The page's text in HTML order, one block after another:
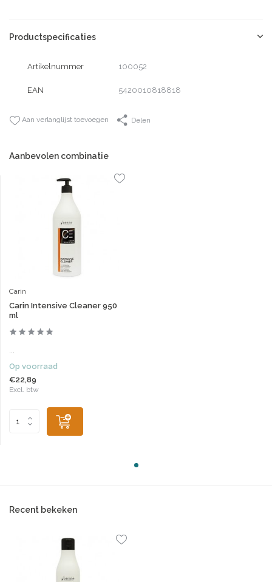
Productspecificaties
Artikelnummer 100052
EAN 5420010818818
Aan verlanglijst toevoegen Delen
Aanbevolen combinatie
Carin
Carin Intensive Cleaner 950
ml
Op voorraad
€22,89
Excl. btw
Recent bekeken